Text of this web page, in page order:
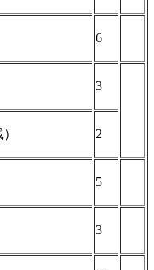
6
3
2
5
3